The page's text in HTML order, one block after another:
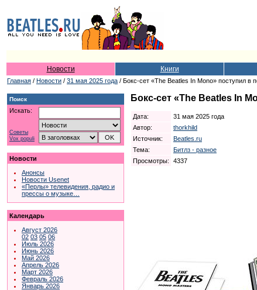
Новости Книги
Главная / Новости / 31 мая 2025 года / Бокс-сет «The Beatles In Mono» поступил в
Поиск
Искать:
Советы
Vox populi
Новости
Анонсы
Новости Usenet
«Перлы» телевидения, радио и
прессы о музыке…
Календарь
Август 2026
02 03 05 06
Июль 2026
Июнь 2026
Май 2026
Апрель 2026
Март 2026
Февраль 2026
Январь 2026
Бокс-сет «The Beatles In
Дата:
31 мая 2025 года
Автор:
thorkhild
Источник:
Beatles.ru
Тема:
Битлз - разное
Просмотры:
4337